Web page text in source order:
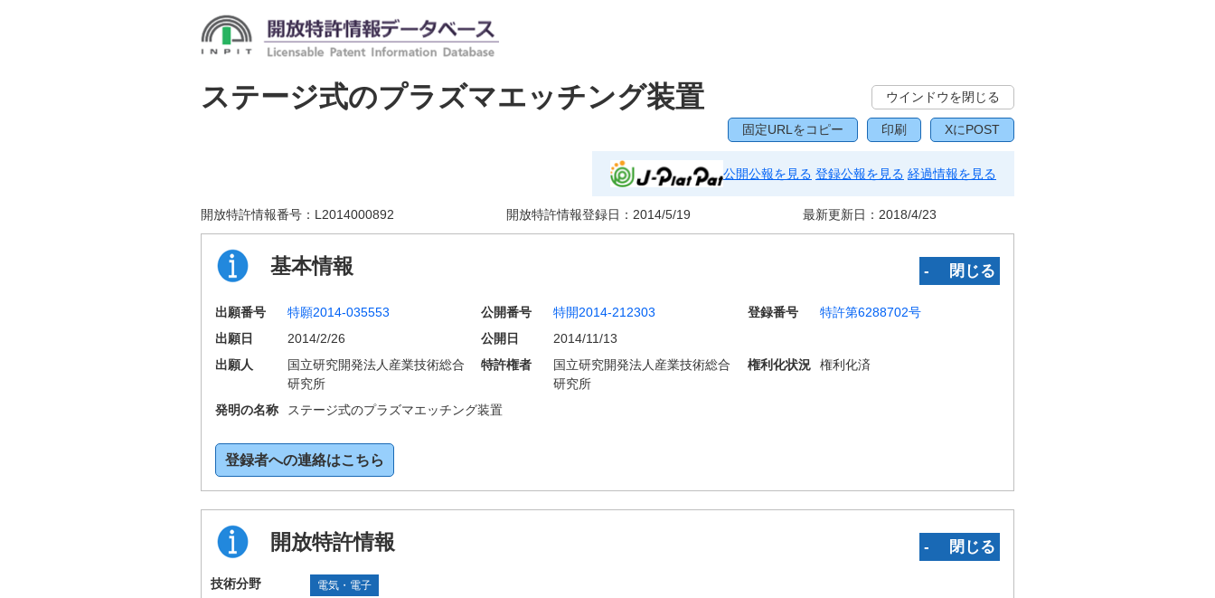
ステージ式のプラズマエッチング装置 ウインドウを閉じる
固定URLをコピー 印刷 XにPOST
公開公報を見る 登録公報を見る 経過情報を見る
開放特許情報番号： L2014000892 開放特許情報登録日： 2014/5/19 最新更新日： 2018/4/23
基本情報 ‐ 閉じる
出願番号 特願2014-035553 公開番号 特開2014-212303 登録番号
特許第6288702号
出願日
2014/2/26 公開日
2014/11/13
出願人
国立研究開発法人産業技術総合
研究所
特許権者
国立研究開発法人産業技術総合
研究所
権利化状況 権利化済
発明の名称 ステージ式のプラズマエッチング装置
登録者への連絡はこちら
開放特許情報 ‐ 閉じる
技術分野 電気・電子